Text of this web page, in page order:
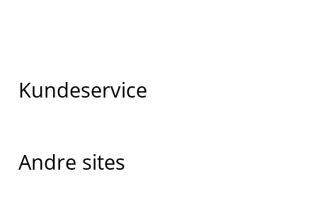
Kundeservice
Andre sites